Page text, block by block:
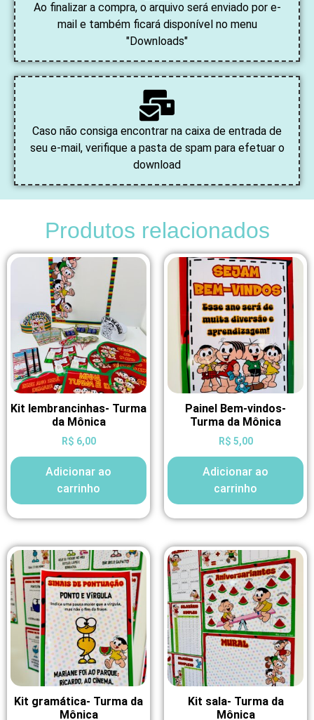
Ao finalizar a compra, o arquivo será enviado por e-
mail e também ficará disponível no menu
"Downloads"
Caso não consiga encontrar na caixa de entrada de
seu e-mail, verifique a pasta de spam para efetuar o
download
Produtos relacionados
Kit lembrancinhas- Turma
da Mônica
R$ 6,00
Adicionar ao
carrinho
Painel Bem-vindos-
Turma da Mônica
R$ 5,00
Adicionar ao
carrinho
Kit gramática- Turma da
Mônica
Kit sala- Turma da
Mônica